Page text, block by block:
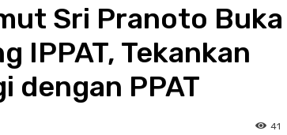
Sri Pranoto Buka
IPPAT, Tekankan
dengan PPAT
41